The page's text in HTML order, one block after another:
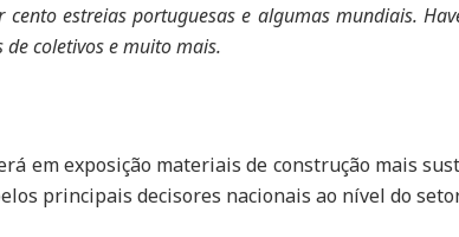
estreias portuguesas e algumas mundiais.
coletivos e muito mais.
emexposição materiais de construção mais
principais decisores nacionais ao nível do